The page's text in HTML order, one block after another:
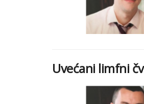
Uvećani limfni